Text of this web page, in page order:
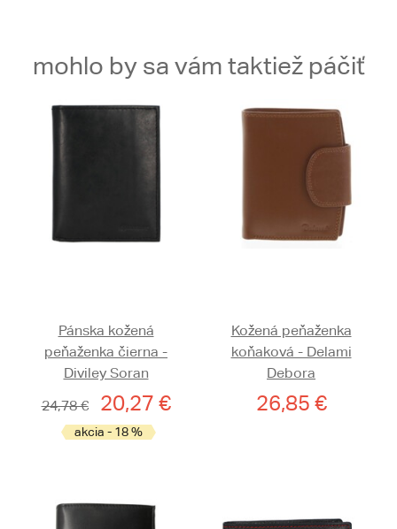
mohlo by sa vám taktiež páčiť
Pánska kožená
peňaženka čierna -
Diviley Soran
24,78 €
20,27 €
akcia - 18 %
Kožená peňaženka
koňaková - Delami
Debora
26,85 €